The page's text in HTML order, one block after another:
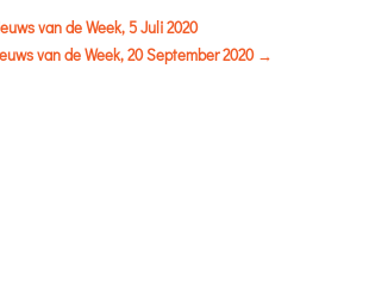
van de Week, 5 Juli 2020
van de Week, 20 September 2020→